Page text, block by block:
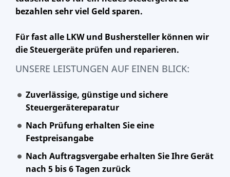
bezahlen sehr viel Geld sparen.
Für fast alle LKW und Bushersteller können wir
die Steuergeräte prüfen und reparieren.
UNSERE LEISTUNGEN AUF EINEN BLICK:
Zuverlässige, günstige und sichere
Steuergerätereparatur
Nach Prüfung erhalten Sie eine
Festpreisangabe
Nach Auftragsvergabe erhalten Sie Ihre Gerät
nach 5 bis 6 Tagen zurück